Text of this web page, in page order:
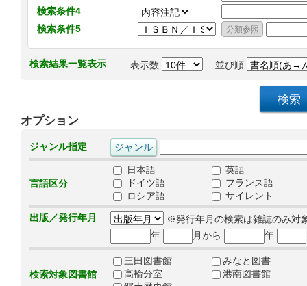
検索条件4
検索条件5
検索結果一覧表示 表示数 並び順
オプション
ジャンル指定
言語区分
日本語
英語
ドイツ語
フランス語
ロシア語
サイレント
出版／発行年月
※発行年月の検索は雑誌のみ対
年
月から 年
検索対象図書館
三田図書館
みなと図書
高輪分室
港南図書館